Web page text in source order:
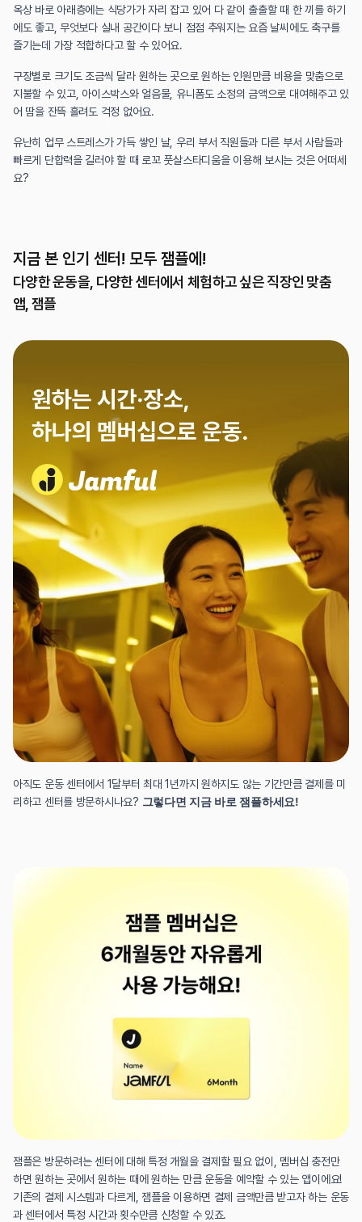
옥상 바로 아래층에는 식당가가 자리 잡고 있어 다 같이 출출할 때 한 끼를 하기
에도 좋고, 무엇보다 실내 공간이다 보니 점점 추워지는 요즘 날씨에도 축구를
즐기는데 가장 적합하다고 할 수 있어요.
구장별로 크기도 조금씩 달라 원하는 곳으로 원하는 인원만큼 비용을 맞춤으로
지불할 수 있고, 아이스박스와 얼음물, 유니폼도 소정의 금액으로 대여해주고 있
어 땀을 잔뜩 흘려도 걱정 없어요.
유난히 업무 스트레스가 가득 쌓인 날, 우리 부서 직원들과 다른 부서 사람들과
빠르게 단합력을 길러야 할 때 로꼬 풋살스타디움을 이용해 보시는 것은 어떠세
요?
지금 본 인기 센터! 모두 잼플에!
다양한 운동을, 다양한 센터에서 체험하고 싶은 직장인 맞춤
앱, 잼플
아직도 운동 센터에서 1달부터 최대 1년까지 원하지도 않는 기간만큼 결제를 미
리하고 센터를 방문하시나요? 그렇다면 지금 바로 잼플하세요!
잼플은 방문하려는 센터에 대해 특정 개월을 결제할 필요 없이, 멤버십 충전만
하면 원하는 곳에서 원하는 때에 원하는 만큼 운동을 예약할 수 있는 앱이에요!
기존의 결제 시스템과 다르게, 잼플을 이용하면 결제 금액만큼 받고자 하는 운동
과 센터에서 특정 시간과 횟수만큼 신청할 수 있죠.